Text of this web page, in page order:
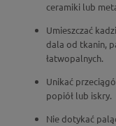
ceramiki lub
Umieszczać
dala od tkanin,
łatwopalnych.
Unikać
popiół lub iskry.
Nie dotykać